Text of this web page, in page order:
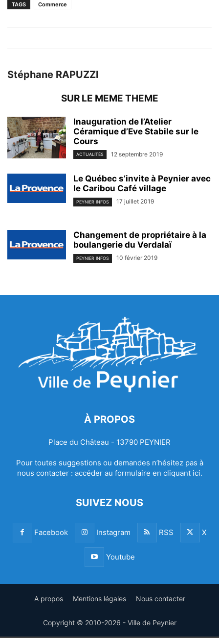
TAGS Commerce
Stéphane RAPUZZI
SUR LE MEME THEME
Inauguration de l’Atelier
Céramique d’Eve Stabile sur le
Cours
ACTUALITÉS 12 septembre 2019
Le Québec s’invite à Peynier avec
le Caribou Café village
PEYNIER INFOS 17 juillet 2019
Changement de propriétaire à la
boulangerie du Verdalaï
PEYNIER INFOS 10 février 2019
À PROPOS
Place du Château - 13790 PEYNIER
Pour toutes suggestions ou demandes n’hésitez pas à
nous contacter : accéder au formulaire en cliquant ici.
SUIVEZ NOUS
Facebook Instagram RSS X
Youtube
A propos Mentions légales Nous contacter
Copyright © 2010-2026 - Ville de Peynier